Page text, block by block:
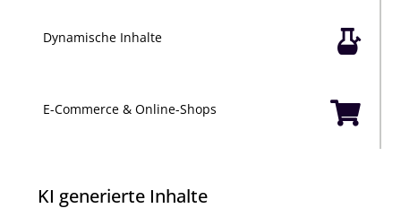

Dynamische Inhalte

E-Commerce & Online-Shops
KI generierte Inhalte